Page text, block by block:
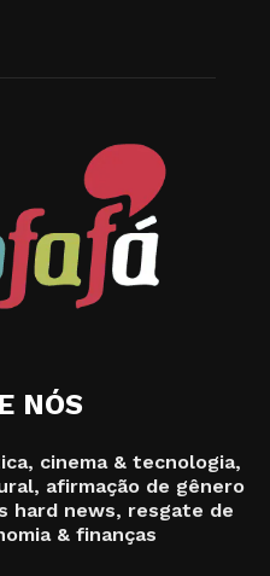
NÓS
cinema & tecnologia,
afirmação de gênero
hard news, resgate de
& finanças